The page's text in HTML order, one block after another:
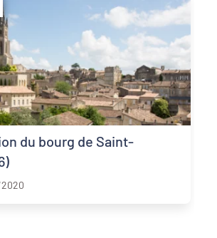
du bourg de Saint-